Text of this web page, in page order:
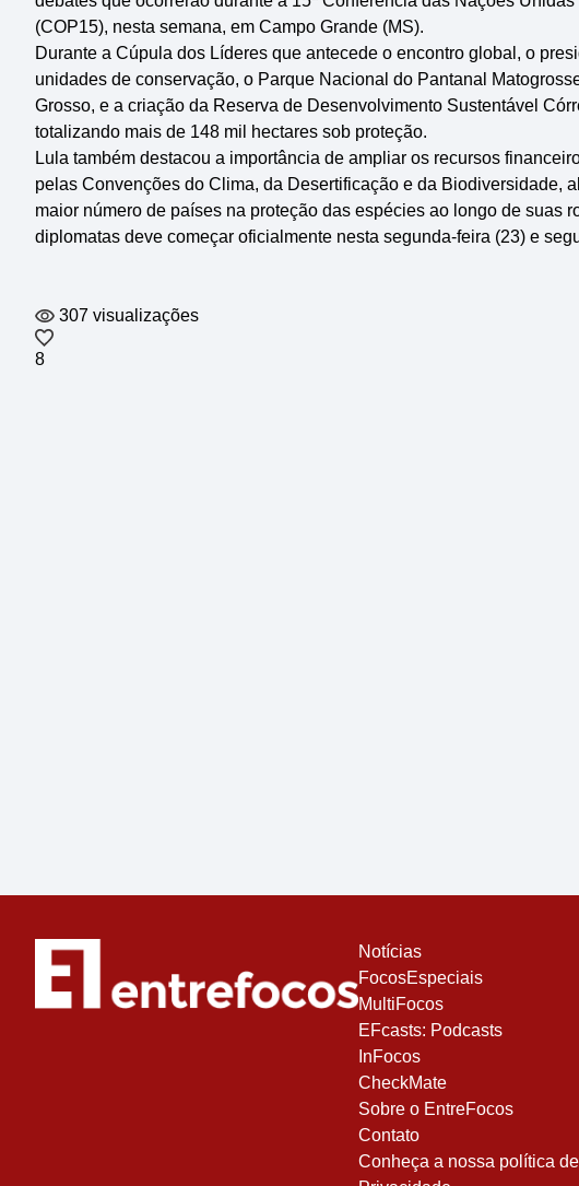
(COP15), nesta semana, em Campo Grande (MS).
Durante a Cúpula dos Líderes que antecede o encontro global, o
unidades de conservação, o Parque Nacional do Pantanal
Grosso, e a criação da Reserva de Desenvolvimento Sustentável
totalizando mais de 148 mil hectares sob proteção.
Lula também destacou a importância de ampliar os recursos
pelas Convenções do Clima, da Desertificação e da Biodiversidade,
maior número de países na proteção das espécies ao longo de suas
diplomatas deve começar oficialmente nesta segunda-feira (23) e
307 visualizações
8
Notícias
FocosEspeciais
MultiFocos
EFcasts: Podcasts
InFocos
CheckMate
Sobre o EntreFocos
Contato
Conheça a nossa política de